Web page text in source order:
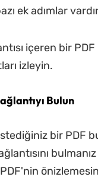
ek adımlar
içeren bir
izleyin.
Bulun
bir PDF